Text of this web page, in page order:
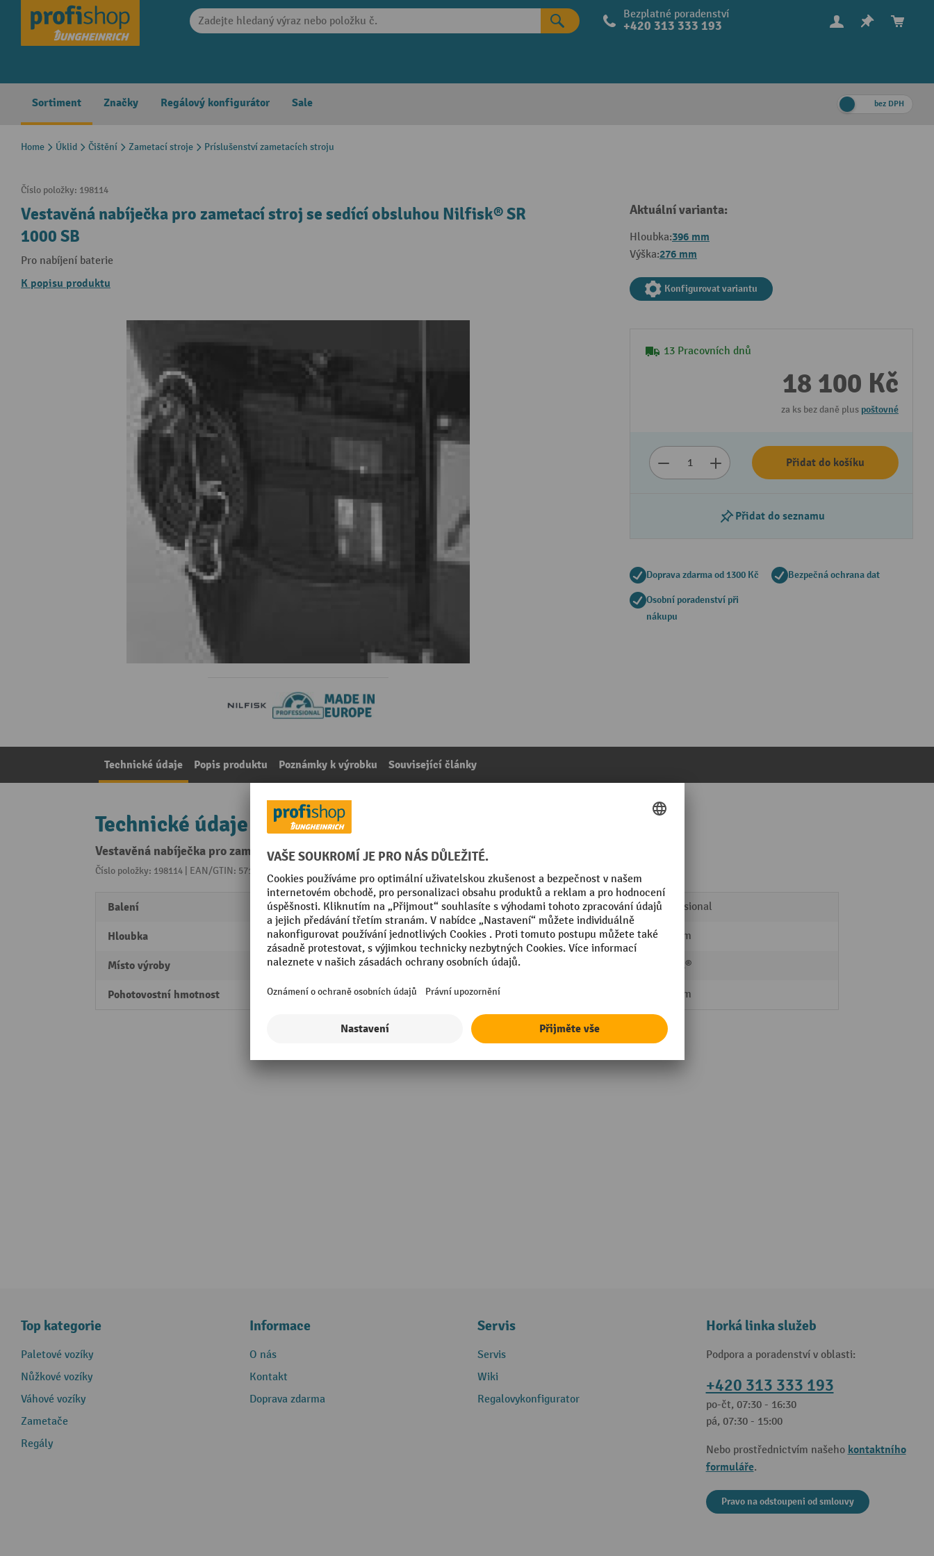
Skip to main navigation Bezplatné poradenství
+420 313 333 193
Sortiment Značky Regálový konfigurátor Sale bez DPH
Home Úklid Čištění Zametací stroje Príslušenství zametacích stroju
Číslo položky: 198114
Vestavěná nabíječka pro zametací stroj se sedící obsluhou Nilfisk® SR
1000 SB
Pro nabíjení baterie
K popisu produktu
Aktuální varianta:
Hloubka:396 mm
Výška:276 mm
Konfigurovat variantu
13 Pracovních dnů
18 100 Kč
za ks bez daně plus poštovné
Přidat do košíku
Přidat do seznamu
Doprava zdarma od 1300 Kč Bezpečná ochrana dat
Osobní poradenství při
nákupu
Technické údaje Popis produktu Poznámky k výrobku Související články
Technické údaje
Vestavěná nabíječka pro zametací stroj se sedící obsluhou Nilfisk® SR 1000 SB
Číslo položky: 198114 | EAN/GTIN: 5711145017666
Balení 1 Stk
Hloubka 396 mm
Místo výroby Made in Europe
Pohotovostní hmotnost 4,2 kg
Segmentu Professional
Výška 276 mm
Značka Nilfisk®
Šířka 400 mm
Top kategorie
Paletové vozíky
Nůžkové vozíky
Váhové vozíky
Zametače
Regály
Informace
O nás
Kontakt
Doprava zdarma
Servis
Servis
Wiki
Regalovykonfigurator
Horká linka služeb
Podpora a poradenství v oblasti:
+420 313 333 193
po-čt, 07:30 - 16:30
pá, 07:30 - 15:00
Nebo prostřednictvím našeho kontaktního
formuláře.
Pravo na odstoupeni od smlouvy